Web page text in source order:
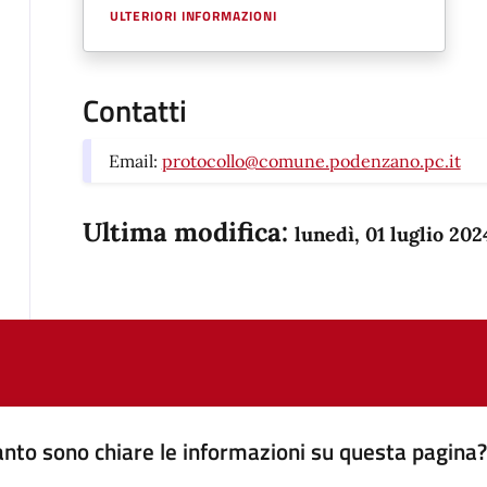
ULTERIORI INFORMAZIONI
Contatti
Email: protocollo@comune.podenzano.pc.it
Ultima modifica: lunedì, 01 luglio
sono chiare le informazioni su questa pagina?